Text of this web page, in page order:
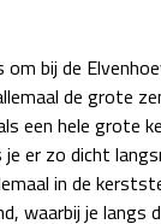
bij de
de grote
een hele grote
er zo dicht
in de
waarbij je langs